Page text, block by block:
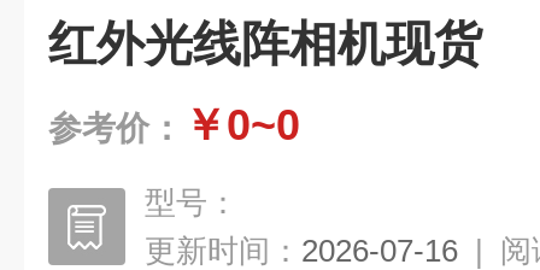
红外光线阵相机现货
参考价： ￥0~0
型号：
更新时间： 2026-07-16 | 阅